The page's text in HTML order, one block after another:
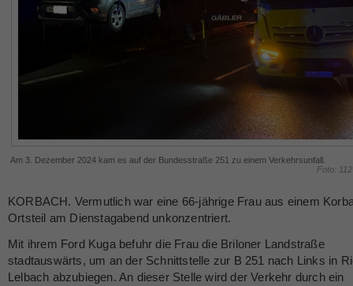
Am 3. Dezember 2024 kam es auf der Bundesstraße 251 zu einem Verkehrsunfall.
Foto:
KORBACH. Vermutlich war eine 66-jährige Frau aus einem
Ortsteil am Dienstagabend unkonzentriert.
Mit ihrem Ford Kuga befuhr die Frau die Briloner Landstraße
stadtauswärts, um an der Schnittstelle zur B 251 nach Links in
Lelbach abzubiegen. An dieser Stelle wird der Verkehr durch ein